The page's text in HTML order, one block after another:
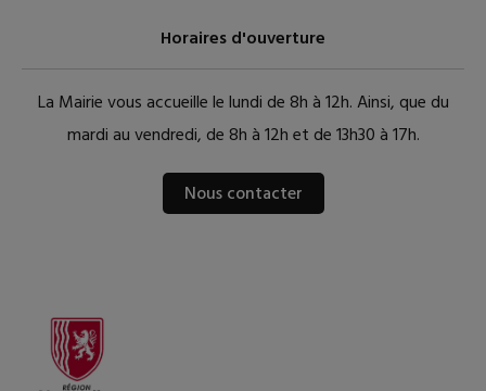
Horaires d'ouverture
La Mairie vous accueille le lundi de 8h à 12h. Ainsi, que du
mardi au vendredi, de 8h à 12h et de 13h30 à 17h.
Nous contacter